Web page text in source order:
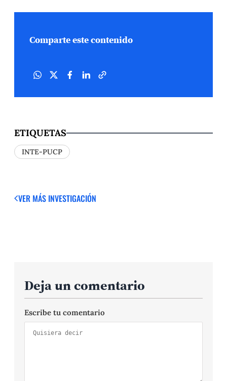
Comparte este contenido
ETIQUETAS
INTE-PUCP
VER MÁS INVESTIGACIÓN
Deja un comentario
Escribe tu comentario